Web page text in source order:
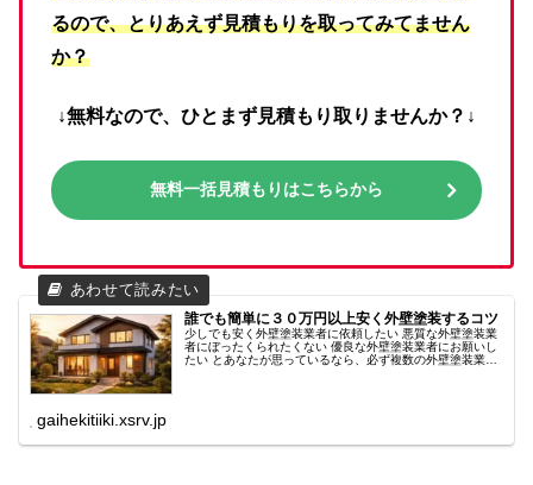
るので、とりあえず見積もりを取ってみてません
か？
↓無料なので、ひとまず見積もり取りませんか？↓
無料一括見積もりはこちらから
誰でも簡単に３０万円以上安く外壁塗装するコツ
少しでも安く外壁塗装業者に依頼したい 悪質な外壁塗装業
者にぼったくられたくない 優良な外壁塗装業者にお願いし
たい とあなたが思っているなら、必ず複数の外壁塗装業者
gaihekitiiki.xsrv.jp